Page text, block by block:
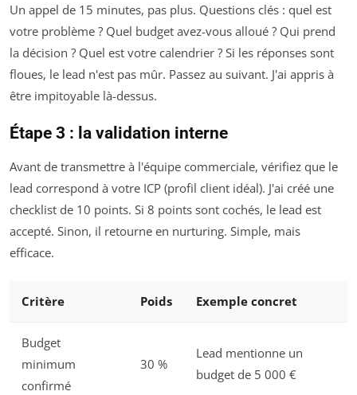
Un appel de 15 minutes, pas plus. Questions clés : quel est
votre problème ? Quel budget avez-vous alloué ? Qui prend
la décision ? Quel est votre calendrier ? Si les réponses sont
floues, le lead n'est pas mûr. Passez au suivant. J'ai appris à
être impitoyable là-dessus.
Étape 3 : la validation interne
Avant de transmettre à l'équipe commerciale, vérifiez que le
lead correspond à votre ICP (profil client idéal). J'ai créé une
checklist de 10 points. Si 8 points sont cochés, le lead est
accepté. Sinon, il retourne en nurturing. Simple, mais
efficace.
Critère Poids Exemple concret
Budget
minimum
confirmé
30 %
Lead mentionne un
budget de 5 000 €